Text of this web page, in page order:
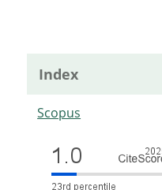
Index
Scopus